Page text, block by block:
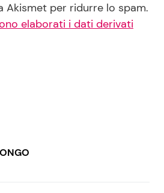
Akismet per ridurre lo spam.
elaborati i dati derivati